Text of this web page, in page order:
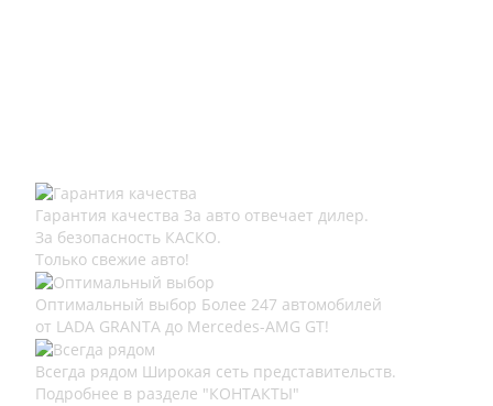
Гарантия качества За авто отвечает дилер.
За безопасность КАСКО.
Только свежие авто!
Оптимальный выбор Более 247 автомобилей
от LADA GRANTA до Mercedes-AMG GT!
Всегда рядом Широкая сеть представительств.
Подробнее в разделе "КОНТАКТЫ"